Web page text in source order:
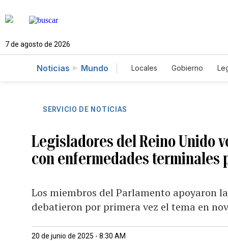
7 de agosto de 2026
Noticias Mundo Locales Gobierno
SERVICIO DE NOTICIAS
Legisladores del Reino Unido
con enfermedades terminales
Los miembros del Parlamento apoyaron
debatieron por primera vez el tema en
20 de junio de 2025 - 8:30 AM